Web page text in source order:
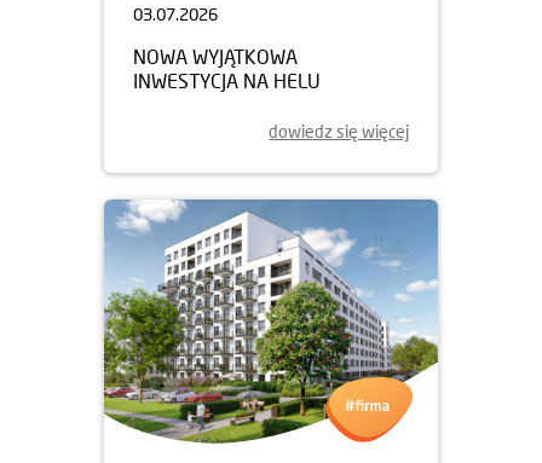
03.07.2026
NOWA WYJĄTKOWA
INWESTYCJA NA HELU
dowiedz się więcej